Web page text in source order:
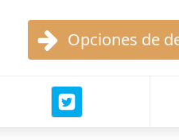
Opciones de